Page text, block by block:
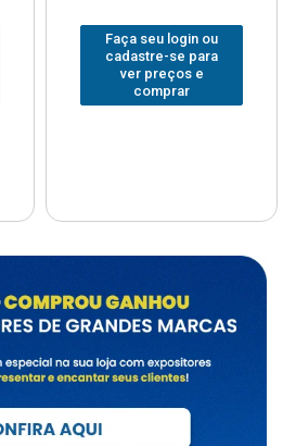
Faça seu login ou
cadastre-se para
ver preços e
comprar